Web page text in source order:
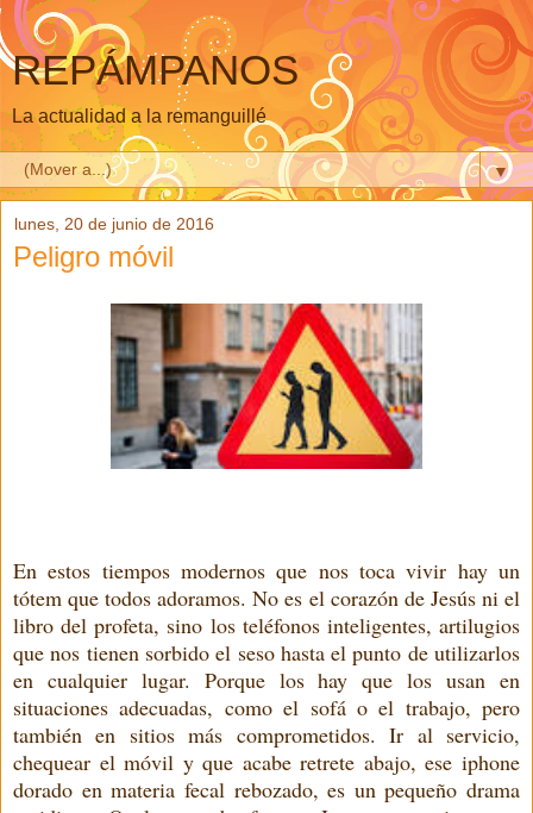
REPÁMPANOS
La actualidad a la remanguillé
▼
lunes, 20 de junio de 2016
Peligro móvil
En estos tiempos modernos que nos toca vivir hay un
tótem que todos adoramos. No es el corazón de Jesús ni el
libro del profeta, sino los teléfonos inteligentes, artilugios
que nos tienen sorbido el seso hasta el punto de utilizarlos
en cualquier lugar. Porque los hay que los usan en
situaciones adecuadas, como el sofá o el trabajo, pero
también en sitios más comprometidos. Ir al servicio,
chequear el móvil y que acabe retrete abajo, ese iphone
dorado en materia fecal rebozado, es un pequeño drama